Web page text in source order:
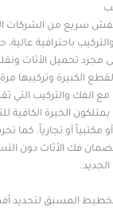
سريع من الشركات
باحترافية عالية،
مجرد تحميل الأثاث
الكبيرة وتركيبها
الفك والتركيب التي
الخبرة الكافية
أو مكتبياً أو تجارياً.
فك الأثاث دون
المسبق لتحديد